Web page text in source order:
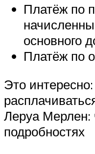
Платёж по
основного
Платёж по
Это
Леруа Мерлен:
подробностях